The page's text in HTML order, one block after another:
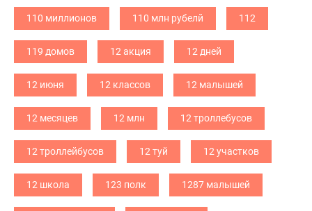
110 миллионов 110 млн рубелй 112
119 домов 12 акция 12 дней
12 июня 12 классов 12 малышей
12 месяцев 12 млн 12 троллебусов
12 троллейбусов 12 туй 12 участков
12 школа 123 полк 1287 малышей